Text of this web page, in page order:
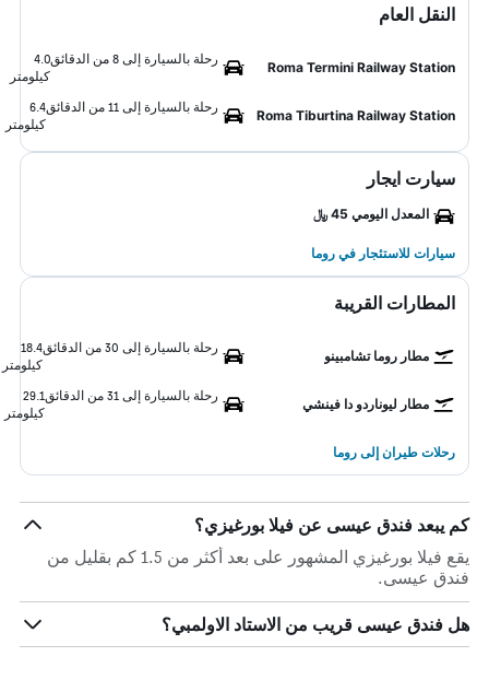
النقل العام
Roma Termini Railway Station
رحلة بالسيارة إلى 8 من الدقائق
4.0
كيلومتر
Roma Tiburtina Railway Station
رحلة بالسيارة إلى 11 من الدقائق
6.4
كيلومتر
سيارت ايجار
المعدل اليومي 45 ﷼
سيارات للاستئجار في روما
المطارات القريبة
مطار روما تشامبينو
رحلة بالسيارة إلى 30 من الدقائق
18.4
كيلومتر
مطار ليوناردو دا فينشي
رحلة بالسيارة إلى 31 من الدقائق
29.1
كيلومتر
رحلات طيران إلى روما
كم يبعد فندق عيسى عن فيلا بورغيزي؟
يقع فيلا بورغيزي المشهور على بعد أكثر من 1.5 كم بقليل من
فندق عيسى.
هل فندق عيسى قريب من الاستاد الاولمبي؟